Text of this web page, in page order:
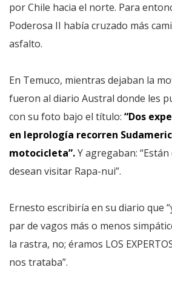
por Chile hacia el norte. Para
Poderosa II había cruzado más
asfalto.
En Temuco, mientras dejaban la
fueron al diario Austral donde les
con su foto bajo el título: “Dos
en leprología recorren
motocicleta”.Y agregaban:
desean visitar Rapa-nui”.
Ernesto escribiría en su diario que
par de vagos más o menos
la rastra, no; éramos LOS
nos trataba”.